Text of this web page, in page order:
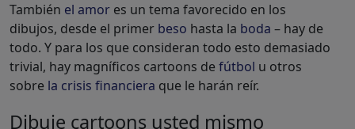
También el amor es un tema favorecido en los
dibujos, desde el primer beso hasta la boda – hay de
todo. Y para los que consideran todo esto demasiado
trivial, hay magníficos cartoons de fútbol u otros
sobre la crisis financiera que le harán reír.
Dibuje cartoons usted mismo